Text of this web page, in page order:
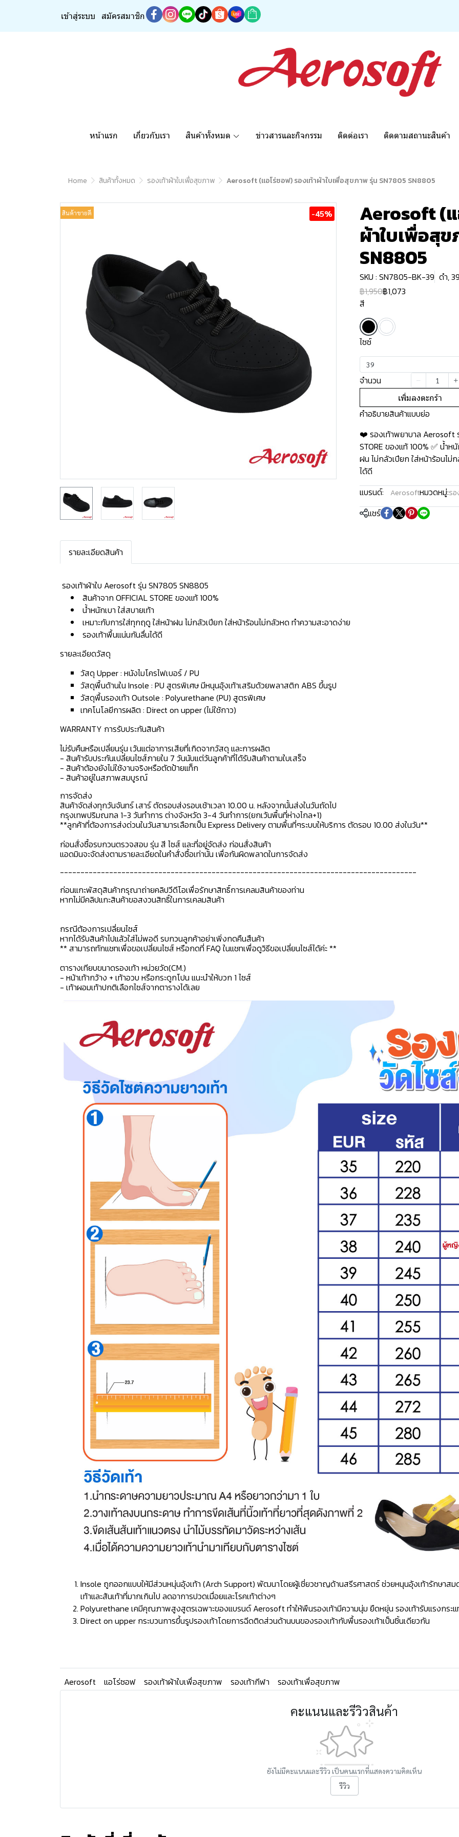
เข้าสู่ระบบ สมัครสมาชิก
หน้าแรก เกี่ยวกับเรา สินค้าทั้งหมด ข่าวสารและกิจกรรม ติดต่อเรา ติดตามสถานะสินค้า
Home สินค้าทั้งหมด รองเท้าผ้าใบเพื่อสุขภาพ Aerosoft (แอโร่ซอฟ) รองเท้าผ้าใบเพื่อสุขภาพ รุ่น SN7805 SN8805
สินค้าขายดี -45% Aerosoft (
ผ้าใบเพื่อสุ
SN8805
SKU : SN7805-BK-39 ดำ, 39
฿1,950฿1,073
สี
ไซซ์
39
จำนวน
เพิ่มลงตะกร้า
คำอธิบายสินค้าแบบย่อ
❤️ รองเท้าพยาบาล Aerosoft
STORE ของแท้ 100% ✅ น้ำห
ฝน ไม่กลัวเปียก ใส่หน้าร้อนไม่
ได้ดี
แบรนด์:
Aerosoftหมวดหมู่:รอ
แชร์
รายละเอียดสินค้า
️ รองเท้าผ้าใบ Aerosoft รุ่น SN7805 SN8805
สินค้าจาก OFFICIAL STORE ของแท้ 100%
น้ำหนักเบา ใส่สบายเท้า
เหมาะกับการใส่ทุกฤดู ใส่หน้าฝน ไม่กลัวเปียก ใส่หน้าร้อนไม่กลัวหด ทำความสะอาดง่าย
รองเท้าพื้นแน่นกันลื่นได้ดี
รายละเอียดวัสดุ
วัสดุ Upper : หนังไมโครไฟเบอร์ / PU
วัสดุพื้นด้านใน Insole : PU สูตรพิเศษ มีหนุนอุ้งเท้าเสริมด้วยพลาสติก ABS ขึ้นรูป
วัสดุพื้นรองเท้า Outsole : Polyurethane (PU) สูตรพิเศษ
เทคโนโลยีการผลิต : Direct on upper (ไม่ใช้กาว)
WARRANTY การรับประกันสินค้า
ไม่รับคืนหรือเปลี่ยนรุ่น เว้นแต่อาการเสียที่เกิดจากวัสดุ และการผลิต
- สินค้ารับประกันเปลี่ยนไซส์ภายใน 7 วันนับแต่วันลูกค้าที่ได้รับสินค้าตามใบเสร็จ
- สินค้าต้องยังไม่ใช้งานจริงหรือตัดป้ายแท็ก
- สินค้าอยู่ในสภาพสมบูรณ์
การจัดส่ง
สินค้าจัดส่งทุกวันจันทร์ เสาร์ ตัดรอบส่งรอบเช้าเวลา 10.00 น. หลังจากนั้นส่งในวันถัดไป
กรุงเทพปริมณฑล 1-3 วันทำการ ต่างจังหวัด 3-4 วันทำการ(ยกเว้นพื้นที่ห่างไกล+1)
**ลูกค้าที่ต้องการส่งด่วนในวันสามารเลือกเป็น Express Delivery ตามพื้นที่ๆระบบให้บริการ ตัดรอบ 10.00 ส่งในวัน**
ก่อนสั่งซื้อรบกวนตรวจสอบ รุ่น สี ไซส์ และที่อยู่จัดส่ง ก่อนสั่งสินค้า
แอดมินจะจัดส่งตามรายละเอียดในคำสั่งซื้อเท่านั้น เพื่อกันผิดพลาดในการจัดส่ง
---------------------------------------------------------------------------------------
ก่อนแกะพัสดุสินค้ากรุณาถ่ายคลิปวีดีโอเพื่อรักษาสิทธิ์การเคลมสินค้าของท่าน
หากไม่มีคลิปแกะสินค้าขอสงวนสิทธิ์ในการเคลมสินค้า
กรณีต้องการเปลี่ยนไซส์
หากได้รับสินค้าไปแล้วใส่ไม่พอดี รบกวนลูกค้าอย่าเพิ่งกดคืนสืนค้า
** สามารถทักแชทเพื่อขอเปลี่ยนไซส์ หรือกดที่ FAQ ในแชทเพื่อดูวิธีขอเปลี่ยนไซส์ได้ค่ะ **
ตารางเทียบขนาดรองเท้า หน่วยวัด(CM.)
- หน้าเท้ากว้าง + เท้าอวบ หรือกระดูกโปน แนะนำให้บวก 1 ไซส์
- เท้าผอมเท้าปกติเลือกไซส์จากตารางได้เลย
Insole ถูกออกแบบให้มีส่วนหนุ่นอุ้งเท้า (Arch Support) พัฒนาโดยผู้เชี่ยวชาญด้านสรีรศาสตร์ ช่วยหนุนอุ้งเท้ารักษา
เท้าและส้นเท้าที่มากเกินไป ลดอาการปวดเมื่อยและโรคเท้าต่างๆ
Polyurethane เคมีคุณภาพสูงสูตรเฉพาะของแบรนด์ Aerosoft ทำให้พืนรองเท้ามีความนุ่ม ยืดหยุ่น รองเท้ารับแรงกระแ
Direct on upper กระบวนการขึ้นรูปรองเท้าโดยการฉีดติดส่วนด้านบนของรองเท้ากับพื้นรองเท้าเป็นชิ้นเดียวกัน
Aerosoft แอโร่ซอฟ รองเท้าผ้าใบเพื่อสุขภาพ รองเท้ากีฬา รองเท้าเพื่อสุขภาพ
คะแนนและรีวิวสินค้า
ยังไม่มีคะแนนและรีวิว เป็นคนแรกที่แสดงความคิดเห็น
รีวิว